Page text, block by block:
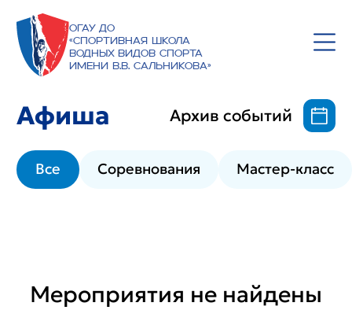
ОГАУ ДО
«Спортивная школа
водных видов спорта
имени В.В. Сальникова»
Афиша Архив событий
Все Соревнования Мастер-класс
Мероприятия не найдены